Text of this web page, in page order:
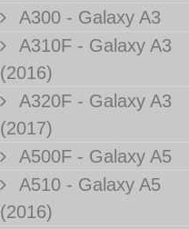
A300 - Galaxy A3
A310F - Galaxy A3
(2016)
A320F - Galaxy A3
(2017)
A500F - Galaxy A5
A510 - Galaxy A5
(2016)